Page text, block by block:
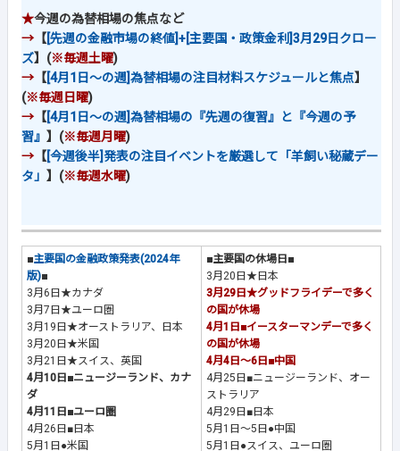
★今週の為替相場の焦点など
→ 【[先週の金融市場の終値]+[主要国・政策金利]3月29日クロー
ズ】(※毎週土曜)
→ 【[4月1日～の週]為替相場の注目材料スケジュールと焦点】
(※毎週日曜)
→ 【[4月1日～の週]為替相場の『先週の復習』と『今週の予
習』 】(※毎週月曜)
→ 【[今週後半]発表の注目イベントを厳選して「羊飼い秘蔵デー
タ」 】(※毎週水曜)
■主要国の金融政策発表(2024年
版)■
3月6日★カナダ
3月7日★ユーロ圏
3月19日★オーストラリア、日本
3月20日★米国
3月21日★スイス、英国
4月10日■ニュージーランド、カナ
ダ
4月11日■ユーロ圏
4月26日■日本
5月1日●米国
■主要国の休場日■
3月20日★日本
3月29日★グッドフライデーで多く
の国が休場
4月1日■イースターマンデーで多く
の国が休場
4月4日～6日■中国
4月25日■ニュージーランド、オー
ストラリア
4月29日■日本
5月1日～5日●中国
5月1日●スイス、ユーロ圏